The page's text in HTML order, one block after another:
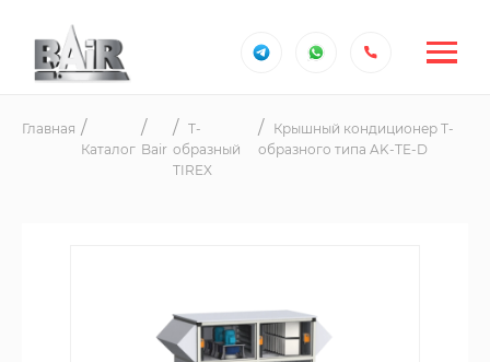
Главная
Каталог Bair
T-
образный
TIREX
Крышный кондиционер Т-
образного типа AK-TE-D